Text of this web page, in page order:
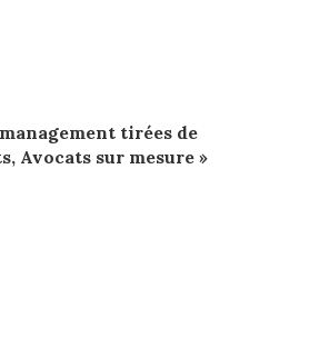
tirées de
Avocats sur mesure »